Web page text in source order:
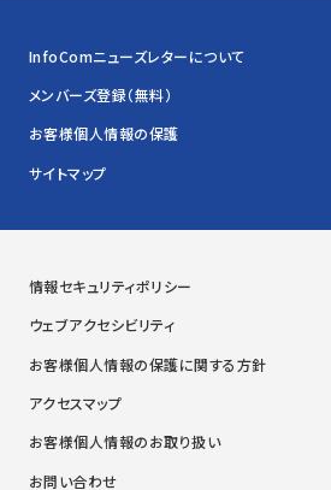
InfoComニューズレターについて
メンバーズ登録（無料）
お客様個人情報の保護
サイトマップ
情報セキュリティポリシー
ウェブアクセシビリティ
お客様個人情報の保護に関する方針
アクセスマップ
お客様個人情報のお取り扱い
お問い合わせ